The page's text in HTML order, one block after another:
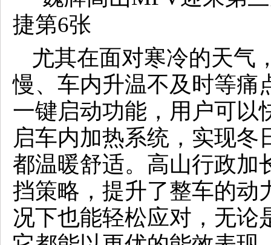
尤其在面对寒冷的天气
慢、车内升温不及时等痛
一键启动功能，用户可以
启车内加热系统，实现
都温暖舒适。高山行政加
挡策略，提升了整车的动
况下也能轻松应对，无论